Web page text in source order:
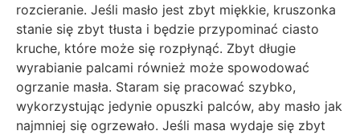
rozcieranie. Jeśli masło jest zbyt miękkie, kruszonka
stanie się zbyt tłusta i będzie przypominać ciasto
kruche, które może się rozpłynąć. Zbyt długie
wyrabianie palcami również może spowodować
ogrzanie masła. Staram się pracować szybko,
wykorzystując jedynie opuszki palców, aby masło jak
najmniej się ogrzewało. Jeśli masa wydaje się zbyt